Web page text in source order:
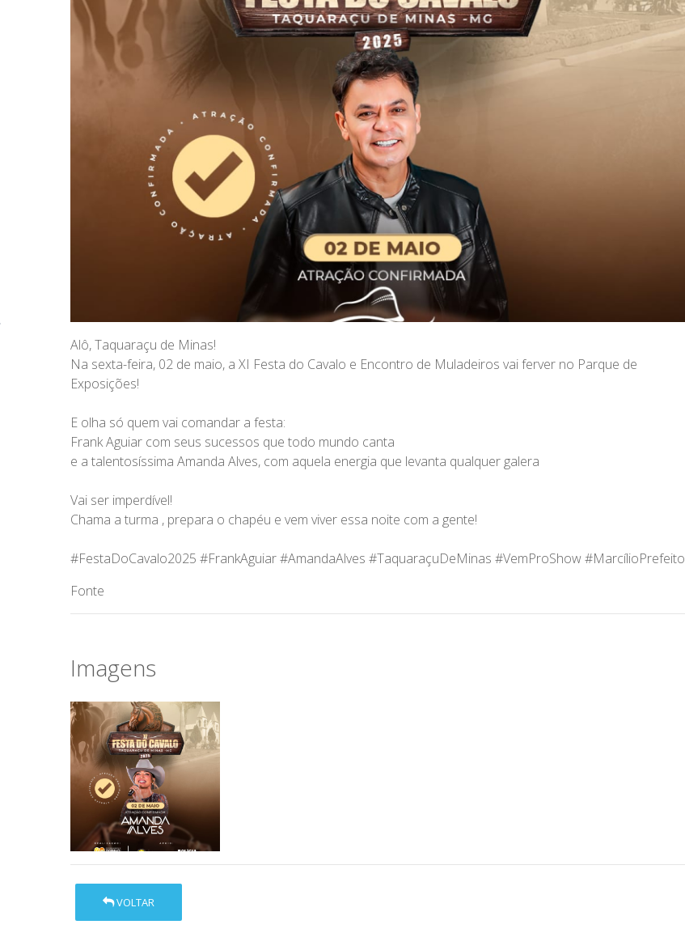
Alô, Taquaraçu de Minas!
Na sexta-feira, 02 de maio, a XI Festa do Cavalo e Encontro de Muladeiros vai ferver no Parque de
Exposições!
E olha só quem vai comandar a festa:
Frank Aguiar com seus sucessos que todo mundo canta
e a talentosíssima Amanda Alves, com aquela energia que levanta qualquer galera
Vai ser imperdível!
Chama a turma , prepara o chapéu e vem viver essa noite com a gente!
#FestaDoCavalo2025 #FrankAguiar#AmandaAlves #TaquaraçuDeMinas #VemProShow#MarcílioPrefeito
Fonte
Imagens
VOLTAR